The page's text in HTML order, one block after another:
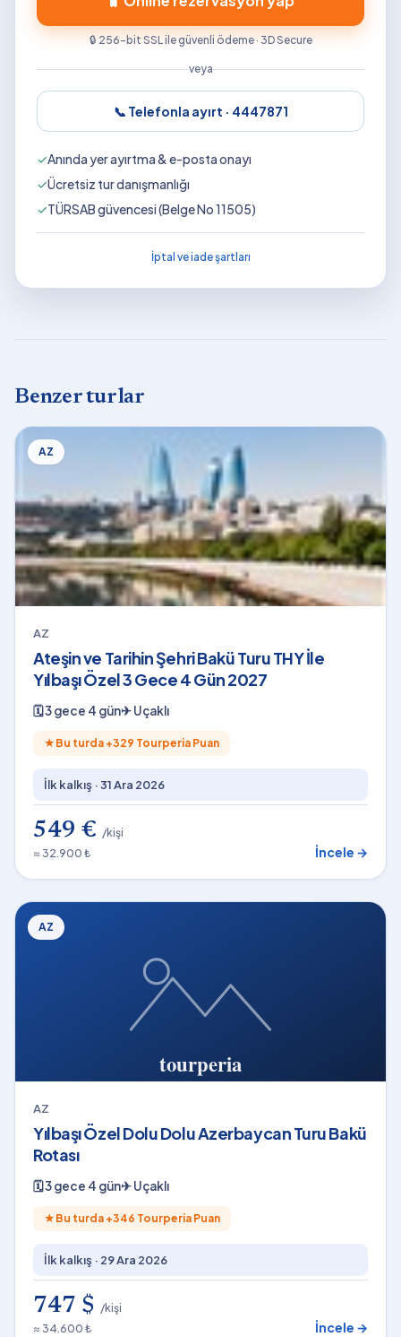
🔒 256-bit SSL ile güvenli ödeme · 3D Secure
veya
📞 Telefonla ayırt · 4447871
✓Anında yer ayırtma & e-posta onayı
✓Ücretsiz tur danışmanlığı
✓TÜRSAB güvencesi (Belge No 11505)
İptal ve iade şartları
Benzer turlar
AZ
AZ
Ateşin ve Tarihin Şehri Bakü Turu THY İle
Yılbaşı Özel 3 Gece 4 Gün 2027
🗓3 gece 4 gün✈Uçaklı
★ Bu turda +329 Tourperia Puan
İlk kalkış ·31 Ara 2026
549 € /kişi
≈ 32.900 ₺
İncele →
AZ
AZ
Yılbaşı Özel Dolu Dolu Azerbaycan Turu Bakü
Rotası
🗓3 gece 4 gün✈Uçaklı
★ Bu turda +346 Tourperia Puan
İlk kalkış · 29 Ara 2026
747 $ /kişi
≈ 34.600 ₺
İncele →